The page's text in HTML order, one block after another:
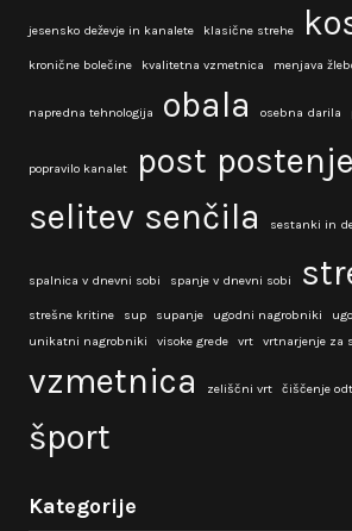
jesensko deževje in kanalete klasične strehe
kronične bolečine kvalitetna vzmetnica menjava
napredna tehnologija obala osebna darila
popravilo kanalet post postenje
selitev senčila sestanki in
spalnica v dnevni sobi spanje v dnevni sobi
strešne kritine sup supanje ugodni nagrobniki
unikatni nagrobniki
visoke grede vrt vrtnarjenje za
vzmetnica zeliščni vrt čiščenje
šport
Kategorije